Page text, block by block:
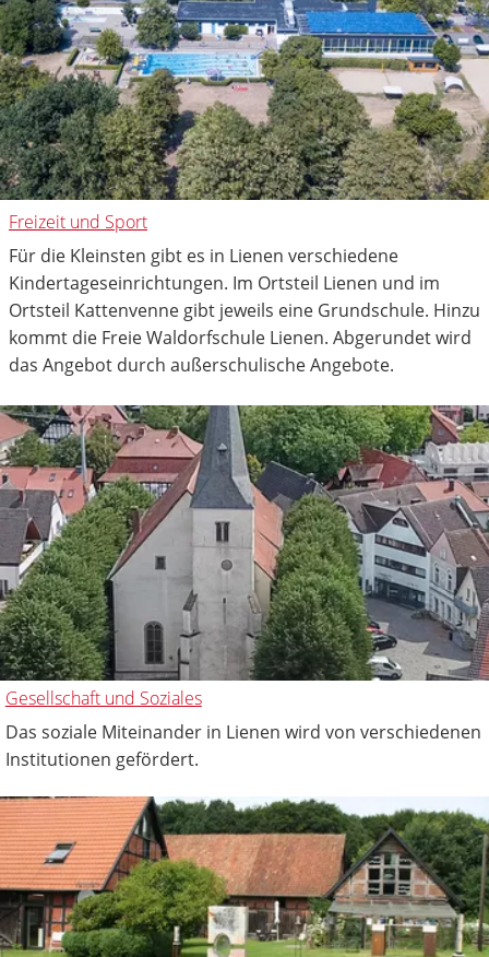
Freizeit und Sport
Für die Kleinsten gibt es in Lienen verschiedene
Kindertageseinrichtungen. Im Ortsteil Lienen und im
Ortsteil Kattenvenne gibt jeweils eine Grundschule. Hinzu
kommt die Freie Waldorfschule Lienen. Abgerundet wird
das Angebot durch außerschulische Angebote.
Gesellschaft und Soziales
Das soziale Miteinander in Lienen wird von verschiedenen
Institutionen gefördert.